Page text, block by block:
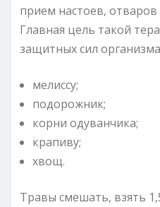
прием настоев, отваров
Главная цель такой
защитных сил
мелиссу;
подорожник;
корни одуванчика;
крапиву;
хвощ.
Травы смешать, взять